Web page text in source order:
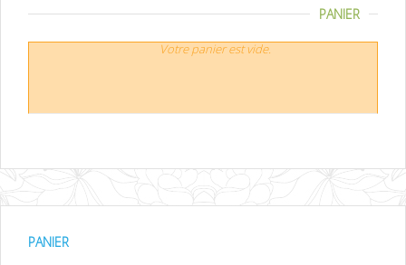
PANIER
Votre panier est vide.
PANIER